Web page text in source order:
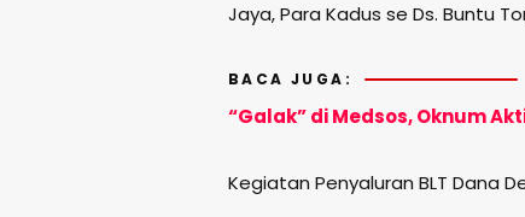
Jaya, Para Kadus se Ds. Buntu
BACA JUGA:
“Galak” di Medsos, Oknum
Kegiatan Penyaluran BLT Dana